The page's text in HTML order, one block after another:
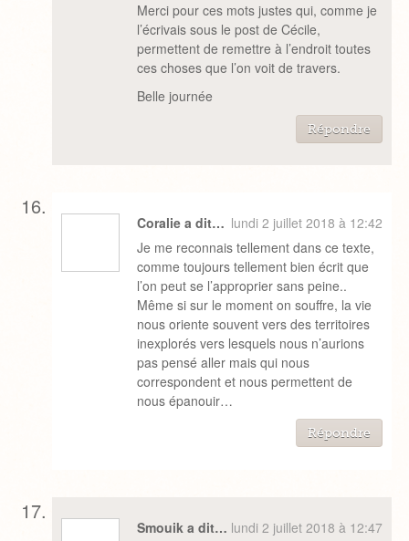
Merci pour ces mots justes qui, comme je
l’écrivais sous le post de Cécile,
permettent de remettre à l’endroit toutes
ces choses que l’on voit de travers.
Belle journée
Répondre
Coralie a dit… lundi 2 juillet 2018 à 12:42
Je me reconnais tellement dans ce texte,
comme toujours tellement bien écrit que
l’on peut se l’approprier sans peine..
Même si sur le moment on souffre, la vie
nous oriente souvent vers des territoires
inexplorés vers lesquels nous n’aurions
pas pensé aller mais qui nous
correspondent et nous permettent de
nous épanouir…
Répondre
Smouik a dit… lundi 2 juillet 2018 à 12:47